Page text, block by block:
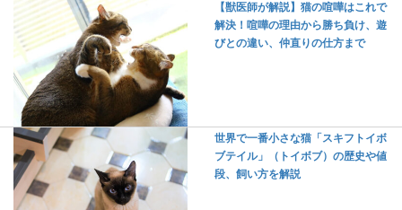
【獣医師が解説】猫の喧嘩はこれで
解決！喧嘩の理由から勝ち負け、遊
びとの違い、仲直りの仕方まで
世界で一番小さな猫「スキフトイボ
ブテイル」（トイボブ）の歴史や値
段、飼い方を解説